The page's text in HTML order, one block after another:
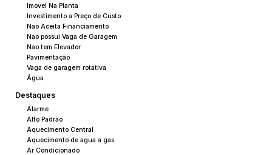
Imovel Na Planta
Investimento a Preço de Custo
Nao Aceita Financiamento
Nao possui Vaga de Garagem
Nao tem Elevador
Pavimentação
Vaga de garagem rotativa
Água
Destaques
Alarme
Alto Padrão
Aquecimento Central
Aquecimento de agua a gas
Ar Condicionado